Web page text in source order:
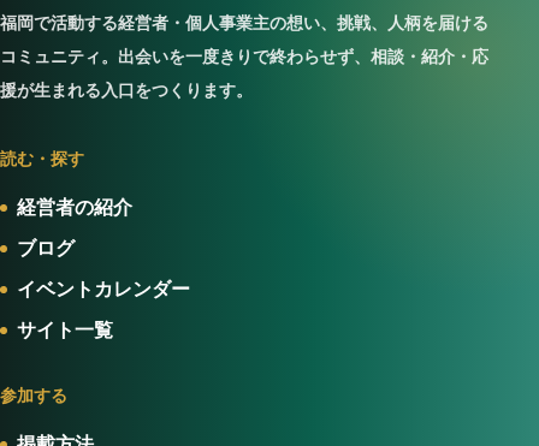
福岡で活動する経営者・個人事業主の想い、挑戦、人柄を届ける
コミュニティ。出会いを一度きりで終わらせず、相談・紹介・応
援が生まれる入口をつくります。
読む・探す
経営者の紹介
ブログ
イベントカレンダー
サイト一覧
参加する